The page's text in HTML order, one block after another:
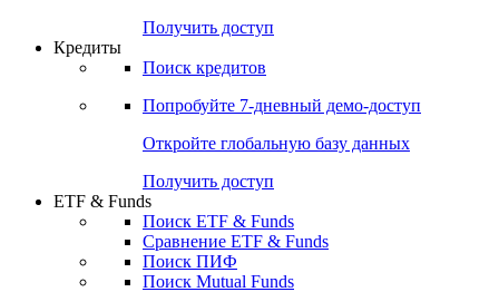
Получить доступ
Кредиты
Поиск кредитов
Попробуйте 7-дневный демо-доступ
Откройте глобальную базу данных
Получить доступ
ETF & Funds
Поиск ETF & Funds
Сравнение ETF & Funds
Поиск ПИФ
Поиск Mutual Funds